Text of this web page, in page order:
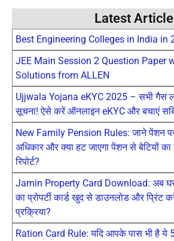
Latest Article
Best Engineering Colleges in India in
JEE Main Session 2 Question Paper
Solutions from ALLEN
Ujjwala Yojana eKYC 2025 – सभी गैस
सूचना! ऐसे करें ऑनलाइन eKYC और बचाएं
New Family Pension Rules: जाने पेंशन
अधिकार और क्या हट जाएगा पेंशन से बेटियों का
रिपोर्ट?
Jamin Property Card Download: अब घर
का प्रोपर्टी कार्ड खुद से डाउनलोड और प्रिंट
प्रक्रिया?
Ration Card Rule: यदि आपके पास भी है ये